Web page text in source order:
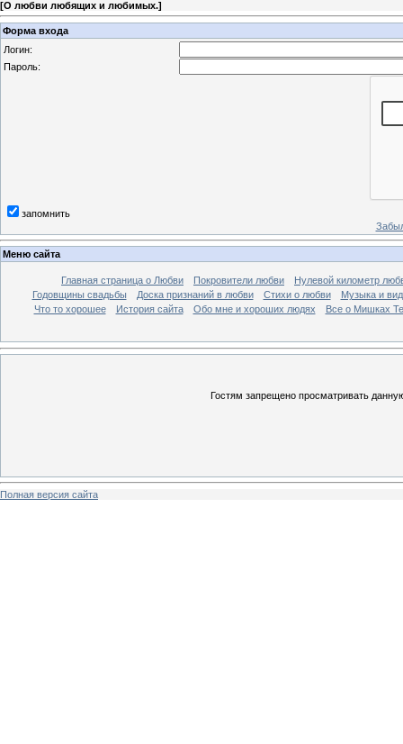
[О любви любящих и любимых.]
Форма входа
Логин:
Пароль:
запомнить
Меню сайта
Главная страница о Любви Покровители любви
Нулевой километр
Годовщины свадьбы
Доска признаний в любви Стихи о любви
Музыка и
Что то хорошее
История сайта Обо мне и хороших людях Все о Мишках
Гостям запрещено просматривать
Полная версия сайта